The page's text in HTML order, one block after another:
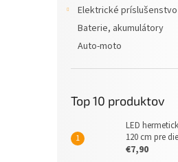
Elektrické príslušenstvo
Baterie, akumulátory
Auto-moto
Top 10 produktov
LED
120 cm pre
€7,90